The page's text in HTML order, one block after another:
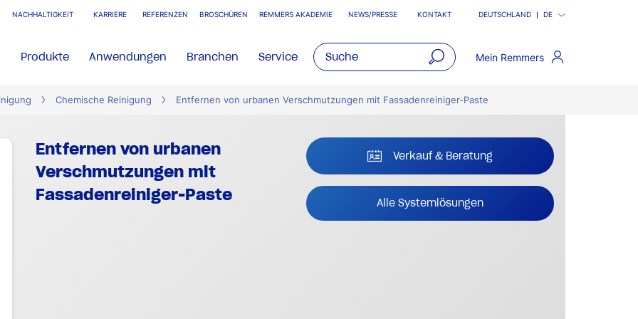
NACHHALTIGKEIT KARRIERE REFERENZEN BROSCHÜREN REMMERS AKADEMIE NEWS/PRESSE KONTAKT DEUTSCHLAND DE
Produkte Anwendungen Branchen Service Mein Remmers
Chemische Reinigung Entfernen von urbanen Verschmutzungen mit Fassadenreiniger-Paste
Entfernen von urbanen
Verschmutzungen mit
Fassadenreiniger-Paste
Verkauf & Beratung
Alle Systemlösungen